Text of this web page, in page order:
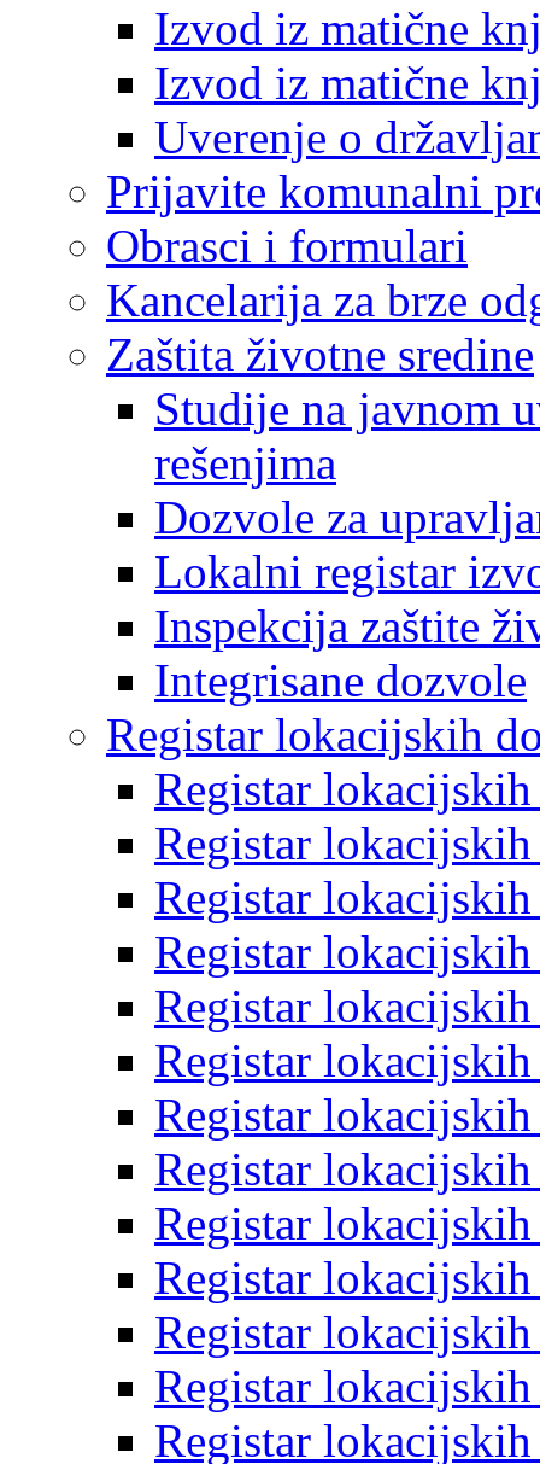
Izvod iz matične
Izvod iz matične
Uverenje o
Prijavite komunalni
Obrasci i formulari
Kancelarija za brze
Zaštita životne sredine
Studije na javnom
rešenjima
Dozvole za
Lokalni registar
Inspekcija zaštite
Integrisane dozvole
Registar lokacijskih
Registar
Registar
Registar
Registar
Registar
Registar
Registar
Registar
Registar
Registar
Registar
Registar
Registar